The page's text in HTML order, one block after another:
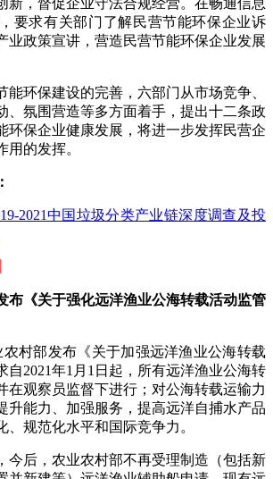
新，督促企业守法合规经营。在畅通信息
要求有关部门了解民营节能环保企业诉
业政策宣讲，营造民营节能环保企业发展
能环保建设的完善，六部门从市场竞争、
、氛围营造等多方面着手，提出十二条政
环保企业健康发展，将进一步发挥民营企
用的发挥。
2021中国垃圾分类产业链深度调查及投
布《关于强化远洋渔业公海转载活动监管
村部发布《关于加强远洋渔业公海转载
自2021年1月1日起，所有远洋渔业公海转
在观察员监督下进行；对公海转载运输力
升能力、加强服务，提高远洋自捕水产品
、规范化水平和国际竞争力。
后，农业农村部不再受理制造（包括新